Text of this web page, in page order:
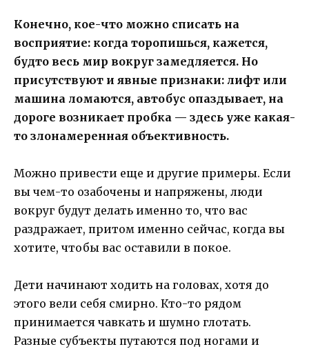
Конечно, кое-что можно списать на
восприятие: когда торопишься, кажется,
будто весь мир вокруг замедляется. Но
присутствуют и явные признаки: лифт или
машина ломаются, автобус опаздывает, на
дороге возникает пробка — здесь уже какая-
то злонамеренная объективность.
Можно привести еще и другие примеры. Если
вы чем-то озабочены и напряжены, люди
вокруг будут делать именно то, что вас
раздражает, притом именно сейчас, когда вы
хотите, чтобы вас оставили в покое.
Дети начинают ходить на головах, хотя до
этого вели себя смирно. Кто-то рядом
принимается чавкать и шумно глотать.
Разные субъекты путаются под ногами и